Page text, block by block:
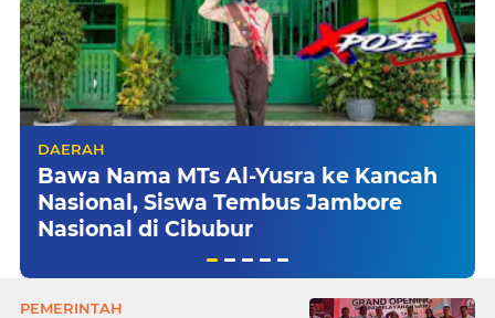
DAERAH
Bawa Nama MTs Al-Yusra ke Kancah
Nasional, Siswa Tembus Jambore
Nasional di Cibubur
PEMERINTAH